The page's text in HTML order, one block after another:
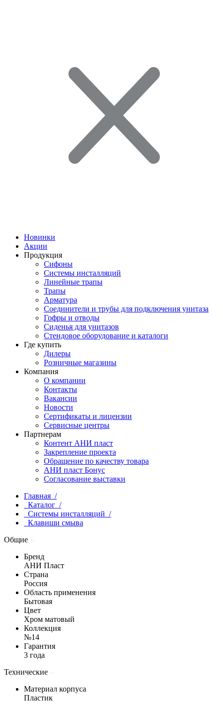
Новинки
Акции
Продукция
Сифоны
Системы инсталляций
Линейные трапы
Трапы
Арматура
Соединители и трубы для подключения унитаза
Гофры и отводы
Сиденья для унитазов
Стендовое оборудование и каталоги
Где купить
Дилеры
Розничные магазины
Компания
О компании
Контакты
Вакансии
Новости
Сертификаты и лицензии
Сервисные центры
Партнерам
Контент АНИ пласт
Закрепление проекта
Обращение по качеству товара
АНИ пласт Бонус
Согласование выставки
Главная /
Каталог /
Системы инсталляций /
Клавиши смыва
Общие
Бренд
АНИ Пласт
Страна
Россия
Область применения
Бытовая
Цвет
Хром матовый
Коллекция
№14
Гарантия
3 года
Технические
Материал корпуса
Пластик